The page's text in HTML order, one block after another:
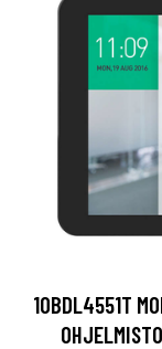
10BDL4551T